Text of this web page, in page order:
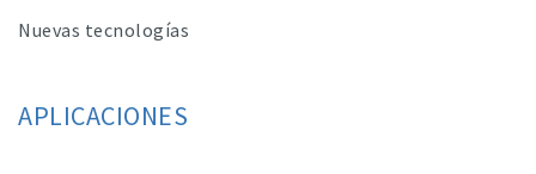
Nuevas tecnologías
APLICACIONES